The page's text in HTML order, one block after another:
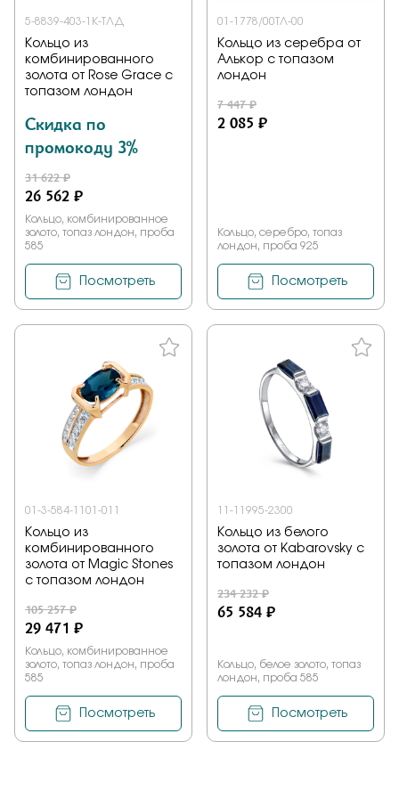
5-8839-403-1К-ТЛД
Кольцо из
комбинированного
золота от Rose Grace с
топазом лондон
Скидка по
промокоду 3%
31 622 ₽
26 562 ₽
Кольцо, комбинированное
золото, топаз лондон, проба
585
Посмотреть
01-1778/00ТЛ-00
Кольцо из серебра от
Алькор с топазом
лондон
7 447 ₽
2 085 ₽
Кольцо, серебро, топаз
лондон, проба 925
Посмотреть
01-3-584-1101-011
Кольцо из
комбинированного
золота от Magic Stones
с топазом лондон
105 257 ₽
29 471 ₽
Кольцо, комбинированное
золото, топаз лондон, проба
585
Посмотреть
11-11995-2300
Кольцо из белого
золота от Kabarovsky с
топазом лондон
234 232 ₽
65 584 ₽
Кольцо, белое золото, топаз
лондон, проба 585
Посмотреть